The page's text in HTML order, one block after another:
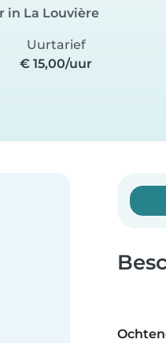
in La Louvière
Uurtarief
€ 15,00/uur